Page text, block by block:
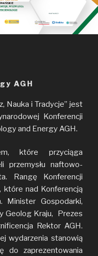
AGH
Nauka i Tradycje” jest
Konferencji
and Energy AGH.
które przyciąga
przemysłu naftowo-
Rangę Konferencji
które nad Konferencją
Gospodarki,
Geolog Kraju, Prezes
Rektor AGH.
wydarzenia stanowią
do zaprezentowania